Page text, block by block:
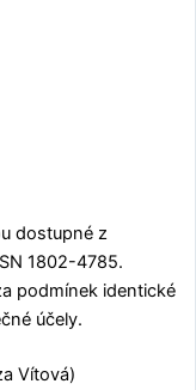
dostupné z
1802-4785.
podmínek identické
účely.
Vítová)